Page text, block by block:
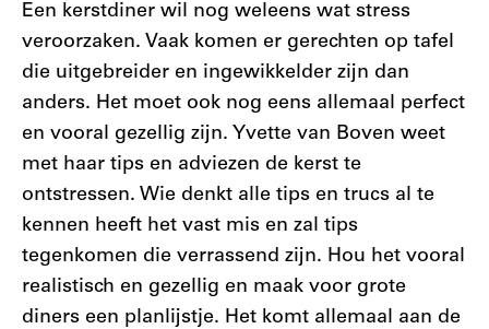
Een kerstdiner wil nog weleens wat stress
veroorzaken. Vaak komen er gerechten op tafel
die uitgebreider en ingewikkelder zijn dan
anders. Het moet ook nog eens allemaal perfect
en vooral gezellig zijn. Yvette van Boven weet
met haar tips en adviezen de kerst te
ontstressen. Wie denkt alle tips en trucs al te
kennen heeft het vast mis en zal tips
tegenkomen die verrassend zijn. Hou het vooral
realistisch en gezellig en maak voor grote
diners een planlijstje. Het komt allemaal aan de